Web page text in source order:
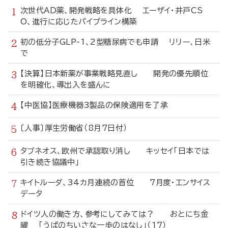
次世代AD薬、開発戦略を具体化 エーザイ・井戸CS
O、進行に応じたパイプライン構築
初の低分子GLP-1、2型糖尿病でも申請 リリー、日米
で
【決算】日本新薬が事業戦略見直し 開発の優先順位
を明確化、導出入を盛んに
【中医協】医療機器3製品の保険適用を了承
〔人事〕厚生労働省（8月7日付）
タブネオス、欧州で承認取り消し キッセイ「日本では
引き続き協議中」
キイトルーダ、34カ月連続の首位 7月度・エンサイス
データ
ドイツ人の働き方、参考にしてみては？ おとにち金
曜 「うぱのちいさな一歩のはなし」（17）